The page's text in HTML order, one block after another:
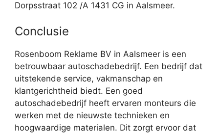
Dorpsstraat 102 /A 1431 CG in Aalsmeer.
Conclusie
Rosenboom Reklame BV in Aalsmeer is een
betrouwbaar autoschadebedrijf. Een bedrijf dat
uitstekende service, vakmanschap en
klantgerichtheid biedt. Een goed
autoschadebedrijf heeft ervaren monteurs die
werken met de nieuwste technieken en
hoogwaardige materialen. Dit zorgt ervoor dat